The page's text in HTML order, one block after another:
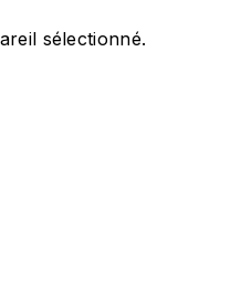
sélectionné.